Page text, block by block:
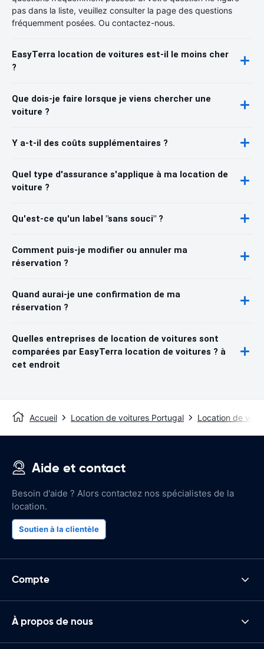
pas dans la liste, veuillez consulter la page des questions
fréquemment posées. Ou contactez-nous.
EasyTerra location de voitures est-il le moins cher
?
Que dois-je faire lorsque je viens chercher une
voiture ?
Y a-t-il des coûts supplémentaires ?
Quel type d'assurance s'applique à ma location de
voiture ?
Qu'est-ce qu'un label "sans souci" ?
Comment puis-je modifier ou annuler ma
réservation ?
Quand aurai-je une confirmation de ma
réservation ?
Quelles entreprises de location de voitures sont
comparées par EasyTerra location de voitures ? à
cet endroit
Accueil Location de voitures Portugal Location de
Aide et contact
Besoin d'aide ? Alors contactez nos spécialistes de la
location.
Soutien à la clientèle
Compte
À propos de nous